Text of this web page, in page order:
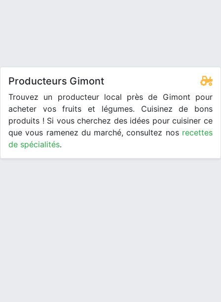
Producteurs Gimont
Trouvez un producteur local près de Gimont pour
acheter vos fruits et légumes. Cuisinez de bons
produits ! Si vous cherchez des idées pour cuisiner ce
que vous ramenez du marché, consultez nos recettes
de spécialités.